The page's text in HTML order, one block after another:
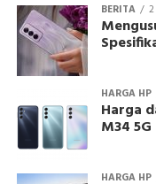
BERITA
HARGA HP
Harga
M34 5G
HARGA HP